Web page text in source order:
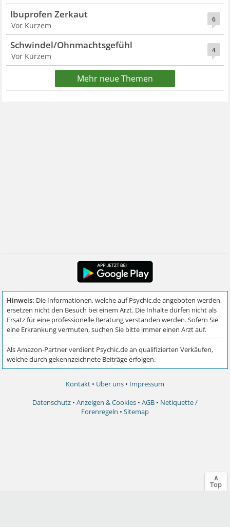
6
Ibuprofen Zerkaut
Vor Kurzem
4
Schwindel/Ohnmachtsgefühl
Vor Kurzem
Mehr neue Themen
Kontakt • Über uns • Impressum
Datenschutz • Anzeigen & Cookies • AGB • Netiquette /
Forenregeln • Sitemap
∧
Top